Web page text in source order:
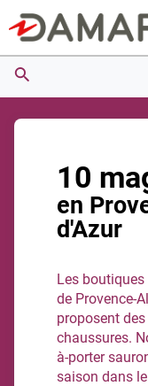
10
en
d'Azur
Les
de Provence-
proposent
chaussures.
à-porter
saison dans